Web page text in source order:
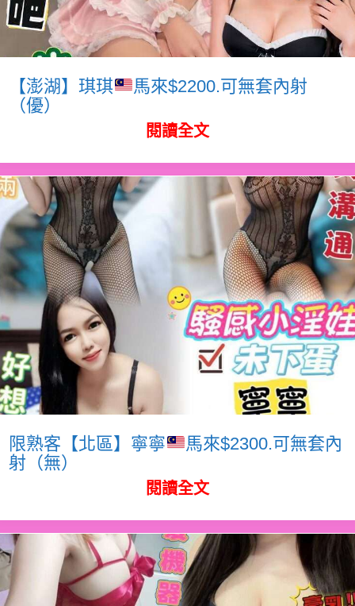
【澎湖】琪琪
馬來$2200.可無套內射
（優）
閱讀全文
限熟客【北區】寧寧
馬來$2300.可無套內
射（無）
閱讀全文